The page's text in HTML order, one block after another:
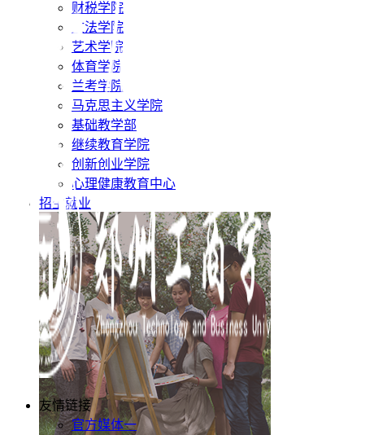
财税学院
文法学院
艺术学院
体育学院
兰考学院
马克思主义学院
基础教学部
继续教育学院
创新创业学院
心理健康教育中心
招生就业
友情链接
官方媒体一